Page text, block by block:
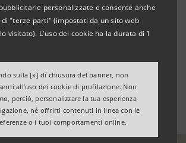
personalizzate e consente anche
"terze parti" (impostati da un sito web
visitato). L'uso dei cookie ha la durata di 1
sulla [x] di chiusura del banner, non
all’uso dei cookie di profilazione. Non
perciò, personalizzare la tua esperienza
né offrirti contenuti in linea con le
o i tuoi comportamenti online.
maltempo: €100
imprese agricole
Sud